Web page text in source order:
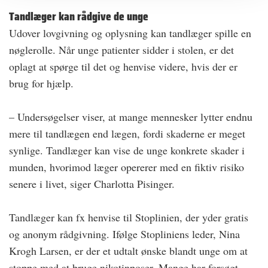
Tandlæger kan rådgive de unge
Udover lovgivning og oplysning kan tandlæger spille en
nøglerolle. Når unge patienter sidder i stolen, er det
oplagt at spørge til det og henvise videre, hvis der er
brug for hjælp.
– Undersøgelser viser, at mange mennesker lytter endnu
mere til tandlægen end lægen, fordi skaderne er meget
synlige. Tandlæger kan vise de unge konkrete skader i
munden, hvorimod læger opererer med en fiktiv risiko
senere i livet, siger Charlotta Pisinger.
Tandlæger kan fx henvise til Stoplinien, der yder gratis
og anonym rådgivning. Ifølge Stopliniens leder, Nina
Krogh Larsen, er der et udtalt ønske blandt unge om at